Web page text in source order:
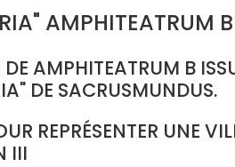
AMPHITEATRUM B
DE AMPHITEATRUM B
DE SACRUSMUNDUS.
REPRÉSENTER UNE
III